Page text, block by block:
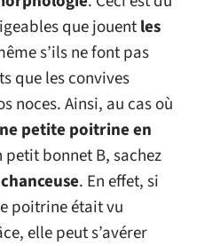
que jouentles
s’ils ne font pas
que les convives
noces. Ainsi, au cas où
petite poitrine en
petit bonnet B, sachez
chanceuse. En effet, si
poitrine était vu
elle peut s’avérer